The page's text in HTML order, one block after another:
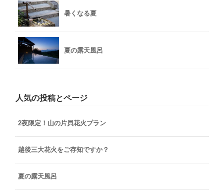
暑くなる夏
夏の露天風呂
人気の投稿とページ
2夜限定！山の片貝花火プラン
越後三大花火をご存知ですか？
夏の露天風呂